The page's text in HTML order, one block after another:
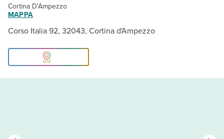
Cortina D'Ampezzo
MAPPA
Corso Italia 92, 32043, Cortina d'Ampezzo